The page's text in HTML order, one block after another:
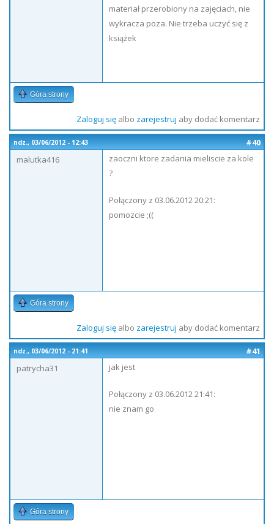
materiał przerobiony na zajęciach, nie
wykracza poza. Nie trzeba uczyć się z
książek
Góra strony
Zaloguj sięalbo zarejestruj aby dodać komentarz
ndz., 03/06/2012 - 12:43
#40
malutka416
zaoczni ktore zadania mieliscie za kole
?
Połączony z 03.06.2012 20:21:
pomozcie ;((
Góra strony
Zaloguj sięalbo zarejestruj aby dodać komentarz
ndz., 03/06/2012 - 21:41
#41
patrycha31
jak jest
Połączony z 03.06.2012 21:41:
nie znam go
Góra strony